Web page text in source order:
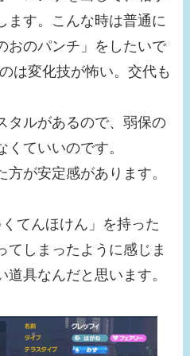
ます。こんな時は普通に
おのパンチ」をしたいで
は変化技が怖い。交代も
タルがあるので、弱保の
ていいのです。
が安定感があります。
てんほけん」を持った
てしまったように感じま
具なんだと思います。